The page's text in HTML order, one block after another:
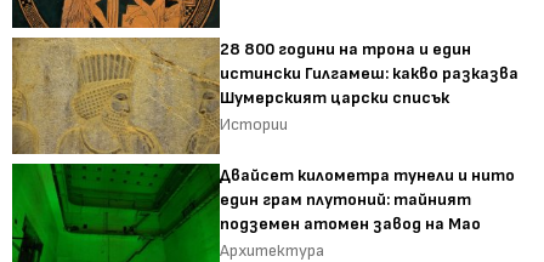
28 800 години на трона и един
истински Гилгамеш: какво разказва
Шумерският царски списък
Истории
Двайсет километра тунели и нито
един грам плутоний: тайният
подземен атомен завод на Мао
Архитектура